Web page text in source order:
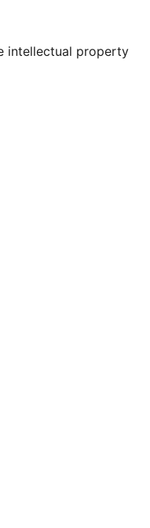
intellectual property